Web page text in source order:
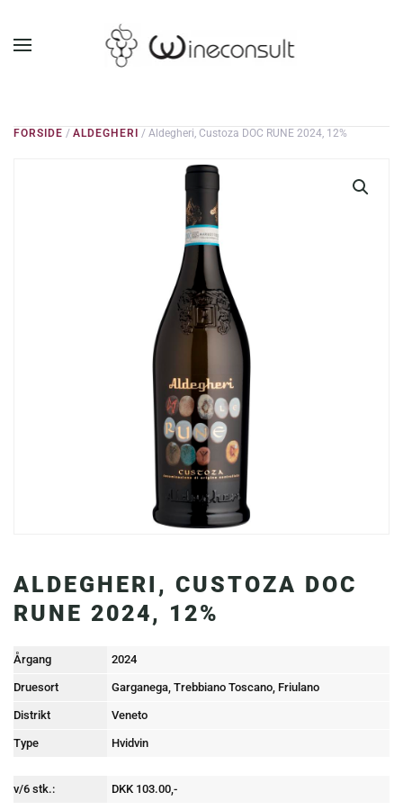
GÅ TIL HOVEDINDHOLD
FORSIDE / ALDEGHERI / Aldegheri, Custoza DOC RUNE 2024, 12%
ALDEGHERI, CUSTOZA DOC
RUNE 2024, 12%
Årgang 2024
Druesort Garganega, Trebbiano Toscano, Friulano
Distrikt Veneto
Type Hvidvin
v/6 stk.: DKK 103.00,-